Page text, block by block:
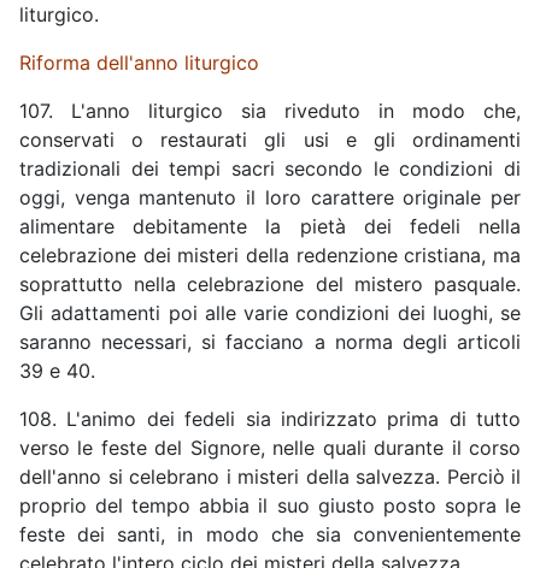
liturgico.
Riforma dell'anno liturgico
107. L'anno liturgico sia riveduto in modo che,
conservati o restaurati gli usi e gli ordinamenti
tradizionali dei tempi sacri secondo le condizioni di
oggi, venga mantenuto il loro carattere originale per
alimentare debitamente la pietà dei fedeli nella
celebrazione dei misteri della redenzione cristiana, ma
soprattutto nella celebrazione del mistero pasquale.
Gli adattamenti poi alle varie condizioni dei luoghi, se
saranno necessari, si facciano a norma degli articoli
39 e 40.
108. L'animo dei fedeli sia indirizzato prima di tutto
verso le feste del Signore, nelle quali durante il corso
dell'anno si celebrano i misteri della salvezza. Perciò il
proprio del tempo abbia il suo giusto posto sopra le
feste dei santi, in modo che sia convenientemente
celebrato l'intero ciclo dei misteri della salvezza.